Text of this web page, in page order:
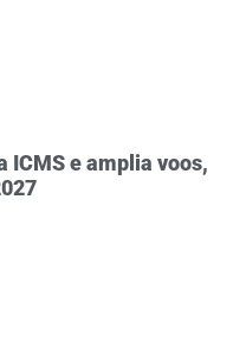
ICMS e amplia voos,